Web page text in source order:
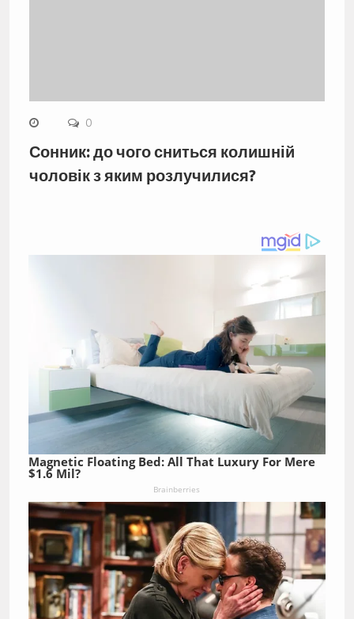
0
Сонник: до чого сниться колишній
чоловік з яким розлучилися?
Magnetic Floating Bed: All That Luxury For Mere
$1.6 Mil?
Brainberries